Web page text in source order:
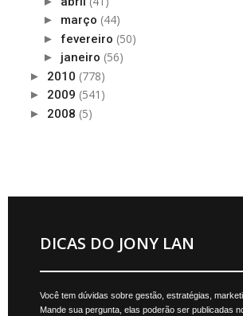
► março (44)
► fevereiro (50)
► janeiro (56)
► 2010 (778)
► 2009 (541)
► 2008 (5)
DICAS DO JONY LAN
Você tem dúvidas sobre gestão, estratégias,
Mande sua pergunta, elas poderão ser publicadas